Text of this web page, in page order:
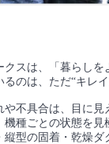
クスは、「暮らし
るのは、ただ“キレ
や不具合は、目に
種ごとの状態を見
縦型の固着・乾燥ダ